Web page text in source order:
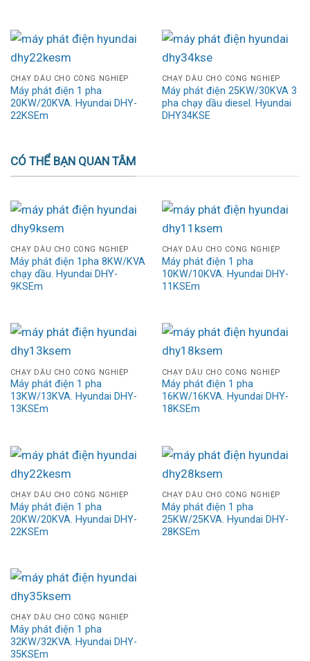
CHẠY DẦU CHO CÔNG NGHIỆP
Máy phát điện 1 pha
20KW/20KVA. Hyundai DHY-
22KSEm
CHẠY DẦU CHO CÔNG NGHIỆP
Máy phát điện 25KW/30KVA 3
pha chạy dầu diesel. Hyundai
DHY34KSE
CÓ THỂ BẠN QUAN TÂM
CHẠY DẦU CHO CÔNG NGHIỆP
Máy phát điện 1pha 8KW/KVA
chạy dầu. Hyundai DHY-
9KSEm
CHẠY DẦU CHO CÔNG NGHIỆP
Máy phát điện 1 pha
10KW/10KVA. Hyundai DHY-
11KSEm
CHẠY DẦU CHO CÔNG NGHIỆP
Máy phát điện 1 pha
13KW/13KVA. Hyundai DHY-
13KSEm
CHẠY DẦU CHO CÔNG NGHIỆP
Máy phát điện 1 pha
16KW/16KVA. Hyundai DHY-
18KSEm
CHẠY DẦU CHO CÔNG NGHIỆP
Máy phát điện 1 pha
20KW/20KVA. Hyundai DHY-
22KSEm
CHẠY DẦU CHO CÔNG NGHIỆP
Máy phát điện 1 pha
25KW/25KVA. Hyundai DHY-
28KSEm
CHẠY DẦU CHO CÔNG NGHIỆP
Máy phát điện 1 pha
32KW/32KVA. Hyundai DHY-
35KSEm